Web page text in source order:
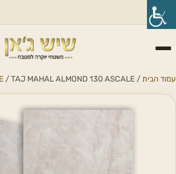
עמוד הבית / / TAJ MAHAL ALMOND 130 ASCALE מאט